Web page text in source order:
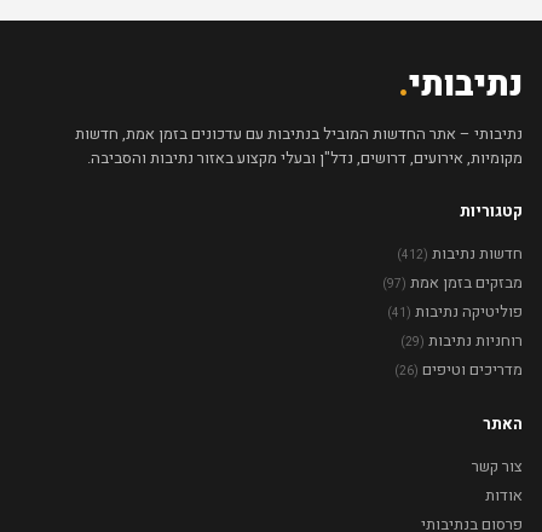
נתיבותי.
נתיבותי – אתר החדשות המוביל בנתיבות עם עדכונים בזמן אמת, חדשות
מקומיות, אירועים, דרושים, נדל"ן ובעלי מקצוע באזור נתיבות והסביבה.
קטגוריות
חדשות נתיבות (412)
מבזקים בזמן אמת (97)
פוליטיקה נתיבות (41)
רוחניות נתיבות (29)
מדריכים וטיפים (26)
האתר
צור קשר
אודות
פרסום בנתיבותי